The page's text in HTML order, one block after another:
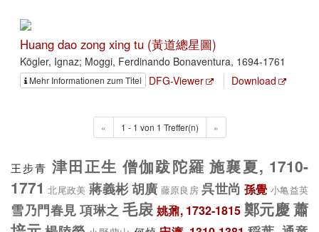
Murata, Yoshikoto (村田嘉言)
Musō Soseki (夢窓疎石)
Muyushu
Muzōshi
Myōryū
Huang dao zong xing tu (黃道總星圖)
Kögler, Ignaz; Moggi, Ferdinando Bonaventura, 1694-1761
Mehr Informationen zum Titel DFG-Viewer Download
« 1 - 1 von 1 Treffer(n) »
王步青 津田正生 僧伽跋陀羅 施襄夏, 1710-
1771 北尾政美 蔣義彬胡廣 藤原良房 呉世尚 孫覺 小亀益英
雪乃門春見 項琳之 毛扆 姚鼐, 1732-1815 鄭元慶蕭